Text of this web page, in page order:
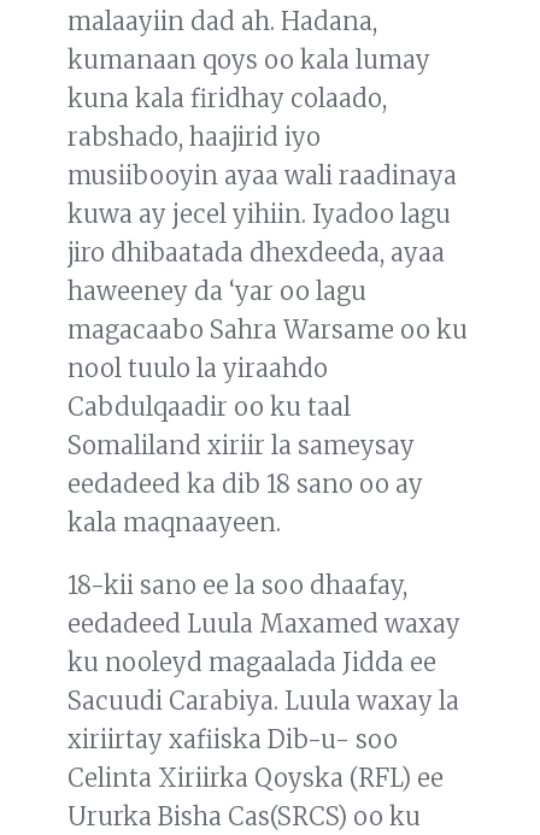
malaayiin dad ah. Hadana,
kumanaan qoys oo kala lumay
kuna kala firidhay colaado,
rabshado, haajirid iyo
musiibooyin ayaa wali raadinaya
kuwa ay jecel yihiin. Iyadoo lagu
jiro dhibaatada dhexdeeda, ayaa
haweeney da ‘yar oo lagu
magacaabo Sahra Warsame oo ku
nool tuulo la yiraahdo
Cabdulqaadir oo ku taal
Somaliland xiriir la sameysay
eedadeed ka dib 18 sano oo ay
kala maqnaayeen.
18-kii sano ee la soo dhaafay,
eedadeed Luula Maxamed waxay
ku nooleyd magaalada Jidda ee
Sacuudi Carabiya. Luula waxay la
xiriirtay xafiiska Dib-u- soo
Celinta Xiriirka Qoyska (RFL) ee
Ururka Bisha Cas(SRCS) oo ku